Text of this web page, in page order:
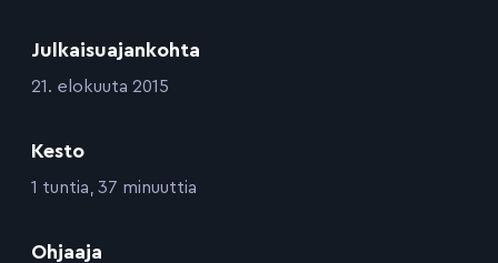
Julkaisuajankohta
:21. elokuuta 2015
Kesto
:1 tuntia, 37 minuuttia
Ohjaaja